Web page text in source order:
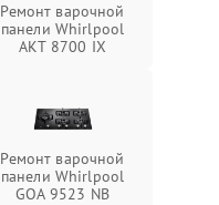
Ремонт варочной
панели Whirlpool
AKT 8700 IX
Ремонт варочной
панели Whirlpool
GOA 9523 NB